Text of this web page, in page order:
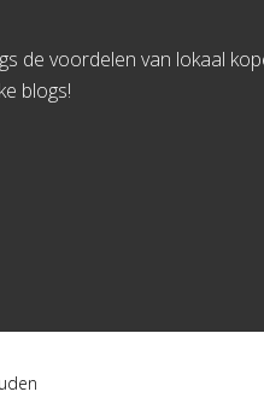
de voordelen van lokaal
blogs!